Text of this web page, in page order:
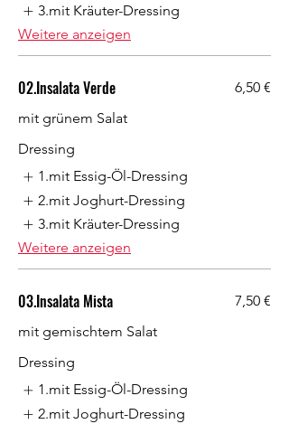
3.mit Kräuter-Dressing
Weitere anzeigen
02.Insalata Verde
mit grünem Salat
6,50 €
Dressing
1.mit Essig-Öl-Dressing
2.mit Joghurt-Dressing
3.mit Kräuter-Dressing
Weitere anzeigen
03.Insalata Mista
mit gemischtem Salat
7,50 €
Dressing
1.mit Essig-Öl-Dressing
2.mit Joghurt-Dressing